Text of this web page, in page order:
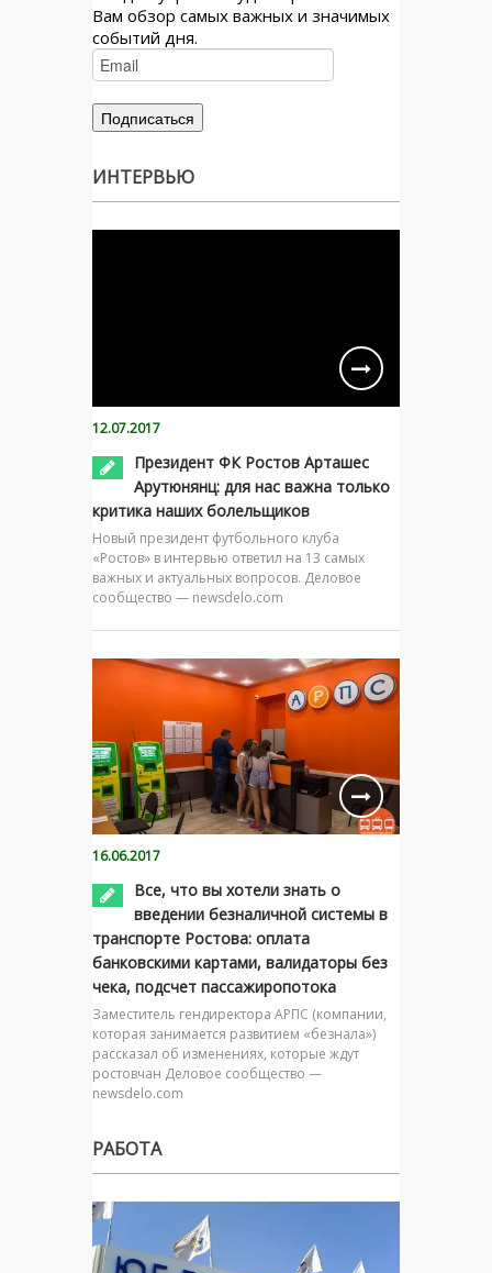
Вам обзор самых важных и значимых
событий дня.
ИНТЕРВЬЮ
12.07.2017
Президент ФК Ростов Арташес
Арутюнянц: для нас важна только
критика наших болельщиков
Новый президент футбольного клуба
«Ростов» в интервью ответил на 13 самых
важных и актуальных вопросов. Деловое
сообщество — newsdelo.com
16.06.2017
Все, что вы хотели знать о
введении безналичной системы в
транспорте Ростова: оплата
банковскими картами, валидаторы без
чека, подсчет пассажиропотока
Заместитель гендиректора АРПС (компании,
которая занимается развитием «безнала»)
рассказал об изменениях, которые ждут
ростовчан Деловое сообщество —
newsdelo.com
РАБОТА